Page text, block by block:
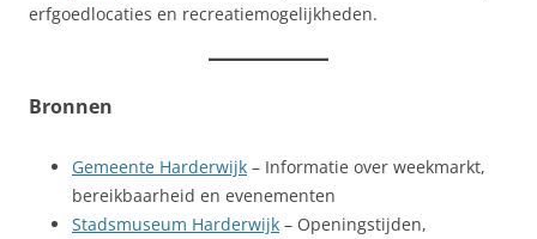
erfgoedlocaties en recreatiemogelijkheden.
Bronnen
Gemeente Harderwijk – Informatie over weekmarkt,
bereikbaarheid en evenementen
Stadsmuseum Harderwijk – Openingstijden,